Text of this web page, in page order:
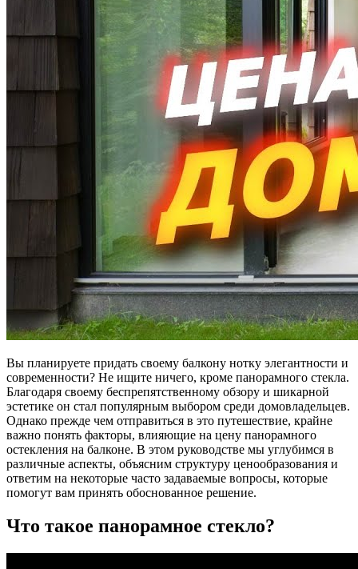
Вы планируете придать своему балкону нотку элегантности и
современности? Не ищите ничего, кроме панорамного стекла.
Благодаря своему беспрепятственному обзору и шикарной
эстетике он стал популярным выбором среди домовладельцев.
Однако прежде чем отправиться в это путешествие, крайне
важно понять факторы, влияющие на цену панорамного
остекления на балконе. В этом руководстве мы углубимся в
различные аспекты, объясним структуру ценообразования и
ответим на некоторые часто задаваемые вопросы, которые
помогут вам принять обоснованное решение.
Что такое панорамное стекло?